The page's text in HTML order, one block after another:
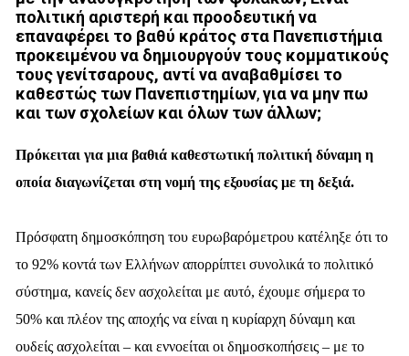
πολιτική αριστερή και προοδευτική να
επαναφέρει το βαθύ κράτος στα Πανεπιστήμια
προκειμένου να δημιουργούν τους κομματικούς
τους γενίτσαρους, αντί να αναβαθμίσει το
καθεστώς των Πανεπιστημίων,για να μην πω
και των σχολείων και όλων των άλλων;
Πρόκειται για μια βαθιά καθεστωτική πολιτική δύναμη η
οποία διαγωνίζεται στη νομή της εξουσίας με τη δεξιά.
Πρόσφατη δημοσκόπηση του ευρωβαρόμετρου κατέληξε ότι το
το 92% κοντά των Ελλήνων απορρίπτει συνολικά το πολιτικό
σύστημα, κανείς δεν ασχολείται με αυτό, έχουμε σήμερα το
50% και πλέον της αποχής να είναι η κυρίαρχη δύναμη και
ουδείς ασχολείται – και εννοείται οι δημοσκοπήσεις – με το